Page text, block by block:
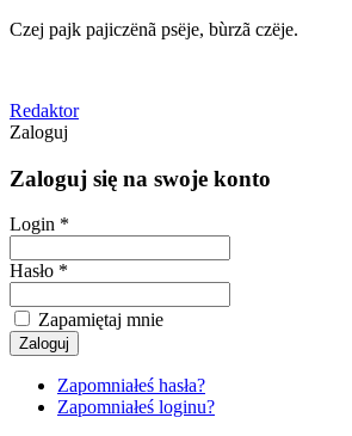
Czej pajk pajiczënã psëje, bùrzã czëje.
Redaktor
Zaloguj
Zaloguj się na swoje konto
Login *
Hasło *
Zapamiętaj mnie
Zapomniałeś hasła?
Zapomniałeś loginu?